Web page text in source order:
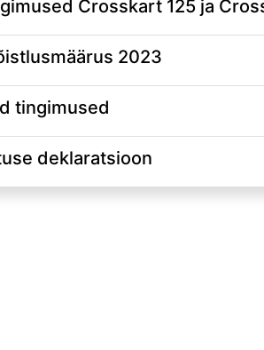
Crosskart 125 ja
2023
tingimused
deklaratsioon